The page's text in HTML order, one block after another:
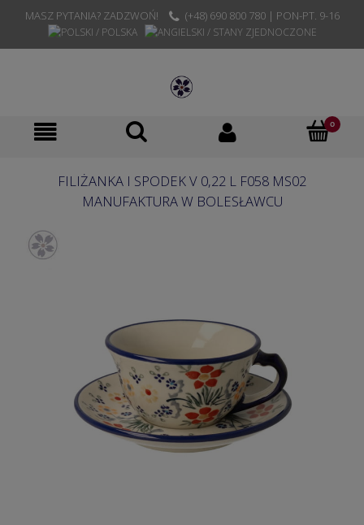
MASZ PYTANIA? ZADZWOŃ! (+48) 690 800 780 | PON-PT. 9-16
FILIŻANKA I SPODEK V 0,22 L F058 MS02
MANUFAKTURA W BOLESŁAWCU